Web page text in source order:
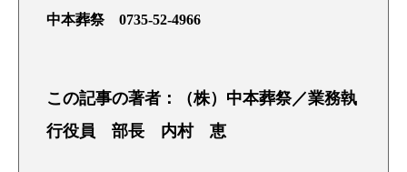
中本葬祭 0735-52-4966
この記事の著者：（株）中本葬祭／業務執
行役員 部長 内村 恵